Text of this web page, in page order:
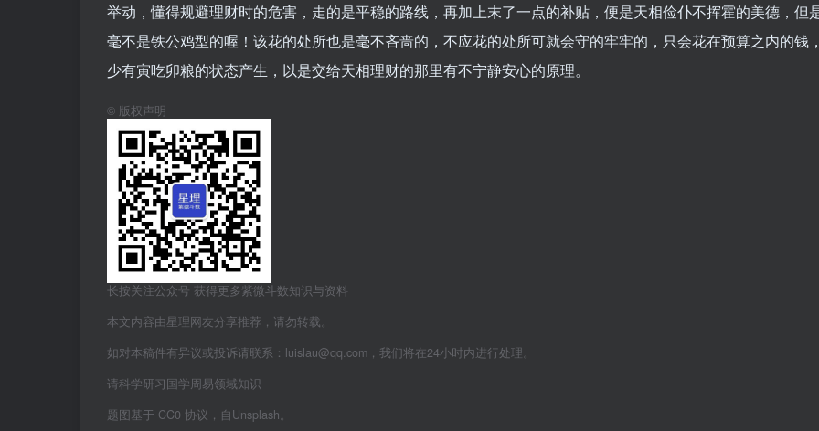
举动，懂得规避理财时的危害，走的是平稳的路线，再加上末了一点的补贴，便是天相俭仆不挥霍的美德，但
毫不是铁公鸡型的喔！该花的处所也是毫不吝啬的，不应花的处所可就会守的牢牢的，只会花在预算之内的钱，
少有寅吃卯粮的状态产生，以是交给天相理财的那里有不宁静安心的原理。
© 版权声明
长按关注公众号 获得更多紫微斗数知识与资料
本文内容由星理网友分享推荐，请勿转载。
如对本稿件有异议或投诉请联系：luislau@qq.com，我们将在24小时内进行处理。
请科学研习国学周易领域知识
题图基于 CC0 协议，自Unsplash。